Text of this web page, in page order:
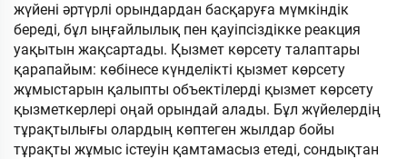
жүйені әртүрлі орындардан басқаруға мүмкіндік
береді, бұл ыңғайлылық пен қауіпсіздікке реакция
уақытын жақсартады. Қызмет көрсету талаптары
қарапайым: көбінесе күнделікті қызмет көрсету
жұмыстарын қалыпты объектілерді қызмет көрсету
қызметкерлері оңай орындай алады. Бұл жүйелердің
тұрақтылығы олардың көптеген жылдар бойы
тұрақты жұмыс істеуін қамтамасыз етеді, сондықтан